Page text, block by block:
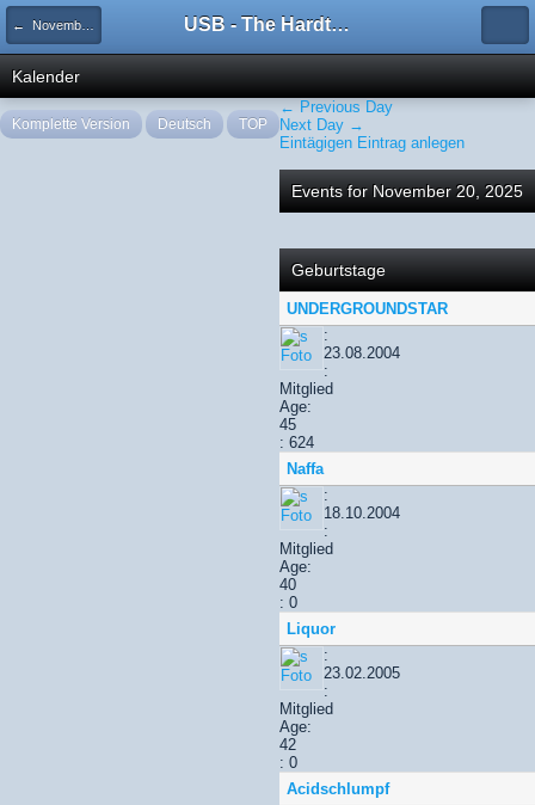
← November 2025 USB - The Hardtechno Family
Kalender
← Previous Day
Next Day →
Eintägigen Eintrag anlegen
Events for November 20, 2025
Geburtstage
UNDERGROUNDSTAR
:
23.08.2004
:
Mitglied
Age:
45
: 624
Naffa
:
18.10.2004
:
Mitglied
Age:
40
: 0
Liquor
:
23.02.2005
:
Mitglied
Age:
42
: 0
Acidschlumpf
Komplette Version Deutsch TOP